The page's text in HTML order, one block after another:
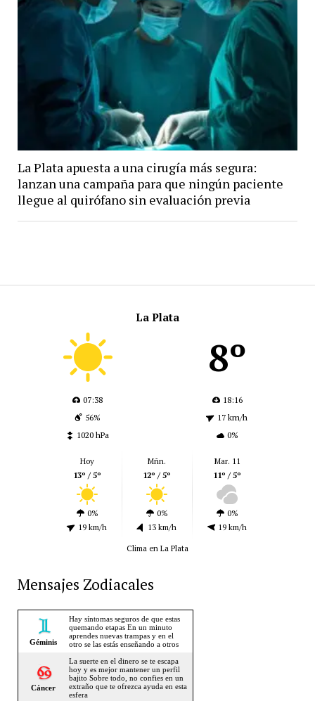
La Plata
8º
07:38
18:16
56%
17 km/h
1020 hPa
0%
Hoy
13º / 5º
0%
19 km/h
Mñn.
12º / 5º
0%
13 km/h
Mar. 11
11º / 5º
0%
19 km/h
Clima en La Plata
Mensajes Zodiacales
La Plata apuesta a una cirugía más segura:
lanzan una campaña para que ningún paciente
llegue al quirófano sin evaluación previa